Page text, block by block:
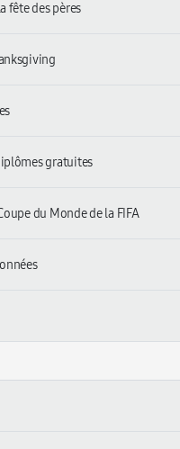
fête des pères
gratuites
du Monde de la FIFA